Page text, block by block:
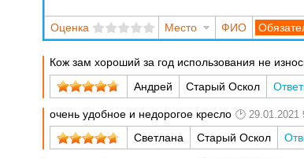
Оценка Место ФИО
Кож зам хороший за год использования не
Андрей Старый Оскол
очень удобное и недорогое кресло 29.01.2021
Светлана Старый Оскол